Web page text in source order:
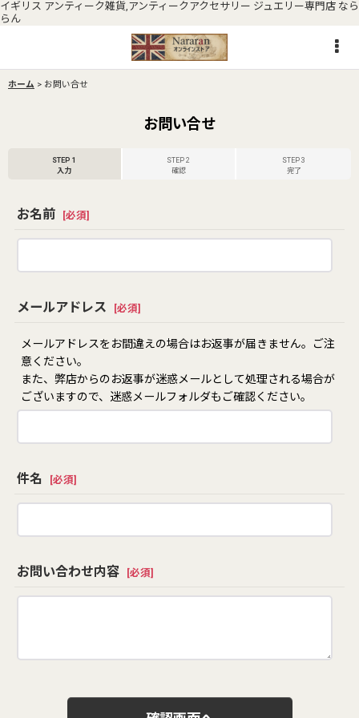
イギリス アンティーク雑貨,アンティークアクセサリー ジュエリー専門店 なら
らん
ホーム > お問い合せ
お問い合せ
STEP 1
入力
STEP 2
確認
STEP 3
完了
お名前 [必須]
メールアドレス [必須]
メールアドレスをお間違えの場合はお返事が届きません。ご注
意ください。
また、弊店からのお返事が迷惑メールとして処理される場合が
ございますので、迷惑メールフォルダもご確認ください。
件名 [必須]
お問い合わせ内容 [必須]